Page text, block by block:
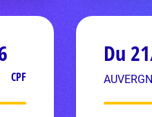
CPF
Du